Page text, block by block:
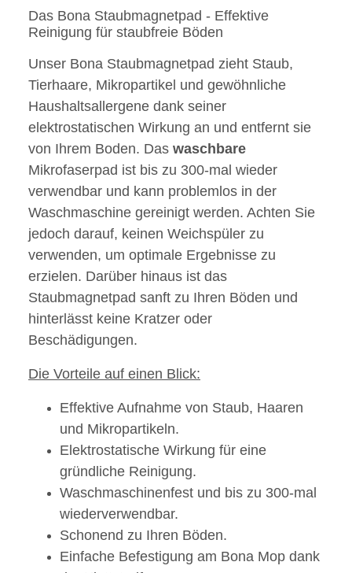
Das Bona Staubmagnetpad - Effektive
Reinigung für staubfreie Böden
Unser Bona Staubmagnetpad zieht Staub,
Tierhaare, Mikropartikel und gewöhnliche
Haushaltsallergene dank seiner
elektrostatischen Wirkung an und entfernt sie
von Ihrem Boden. Das waschbare
Mikrofaserpad ist bis zu 300-mal wieder
verwendbar und kann problemlos in der
Waschmaschine gereinigt werden. Achten Sie
jedoch darauf, keinen Weichspüler zu
verwenden, um optimale Ergebnisse zu
erzielen. Darüber hinaus ist das
Staubmagnetpad sanft zu Ihren Böden und
hinterlässt keine Kratzer oder
Beschädigungen.
Die Vorteile auf einen Blick:
Effektive Aufnahme von Staub, Haaren
und Mikropartikeln.
Elektrostatische Wirkung für eine
gründliche Reinigung.
Waschmaschinenfest und bis zu 300-mal
wiederverwendbar.
Schonend zu Ihren Böden.
Einfache Befestigung am Bona Mop dank